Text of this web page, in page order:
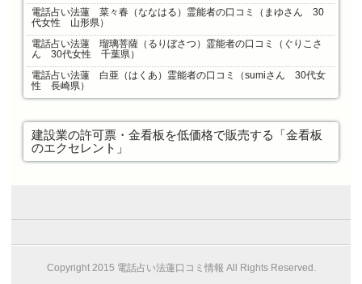
電話占い法蓮 菜々春（ななはる）霊能者の口コミ（まゆさん 30
代女性 山形県）
電話占い法蓮 瑠璃菩薩（るりぼさつ）霊能者の口コミ（ぐりこさ
ん 30代女性 千葉県）
電話占い法蓮 白亜（はくあ）霊能者の口コミ（sumiさん 30代女
性 長崎県）
建設業の許可票・金看板を低価格で販売する「金看板
のエクセレント」
Copyright 2015 電話占い法蓮口コミ情報 All Rights Reserved.